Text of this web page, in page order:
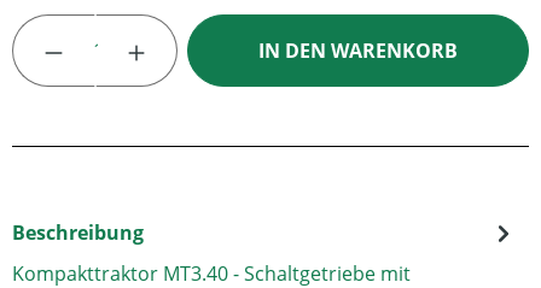
Produkt Anzahl: Gib den gewünschten
IN DEN WARENKORB
Beschreibung
Kompakttraktor MT3.40 - Schaltgetriebe mit